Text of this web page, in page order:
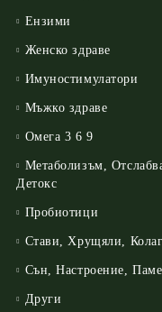
Ензими
Женско здраве
Имуностимулатори
Мъжко здраве
Омега 3 6 9
Метаболизъм,
Детокс
Пробиотици
Стави, Хрущяли,
Сън, Настроение,
Други